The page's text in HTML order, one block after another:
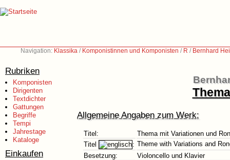
Navigation: Klassika / Komponistinnen und Komponisten / R / Bernhard
Rubriken
Komponisten
Dirigenten
Textdichter
Gattungen
Begriffe
Tempi
Jahrestage
Kataloge
Einkaufen
Allgemeine Angaben zum Werk:
Titel:
Thema mit Variationen und
Titel
: Theme with Variations and
Besetzung:
Violoncello und Klavier